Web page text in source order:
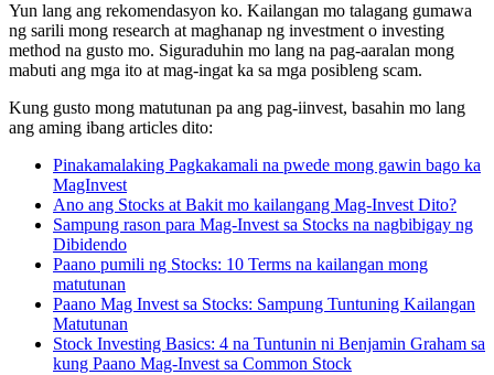
Yun lang ang rekomendasyon ko. Kailangan mo talagang gumawa
ng sarili mong research at maghanap ng investment o investing
method na gusto mo. Siguraduhin mo lang na pag-aaralan mong
mabuti ang mga ito at mag-ingat ka sa mga posibleng scam.
Kung gusto mong matutunan pa ang pag-iinvest, basahin mo lang
ang aming ibang articles dito:
Pinakamalaking Pagkakamali na pwede mong gawin bago ka
MagInvest
Ano ang Stocks at Bakit mo kailangang Mag-Invest Dito?
Sampung rason para Mag-Invest sa Stocks na nagbibigay ng
Dibidendo
Paano pumili ng Stocks: 10 Terms na kailangan mong
matutunan
Paano Mag Invest sa Stocks: Sampung Tuntuning Kailangan
Matutunan
Stock Investing Basics: 4 na Tuntunin ni Benjamin Graham sa
kung Paano Mag-Invest sa Common Stock